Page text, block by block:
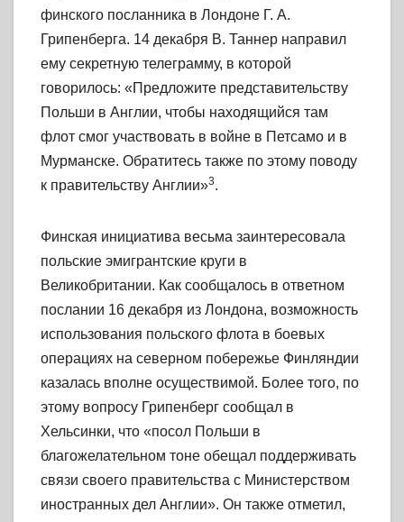
финского посланника в Лондоне Г. А.
Грипенберга. 14 декабря В. Таннер направил
ему секретную телеграмму, в которой
говорилось: «Предложите представительству
Польши в Англии, чтобы находящийся там
флот смог участвовать в войне в Петсамо и в
Мурманске. Обратитесь также по этому поводу
к правительству Англии»3.
Финская инициатива весьма заинтересовала
польские эмигрантские круги в
Великобритании. Как сообщалось в ответном
послании 16 декабря из Лондона, возможность
использования польского флота в боевых
операциях на северном побережье Финляндии
казалась вполне осуществимой. Более того, по
этому вопросу Грипенберг сообщал в
Хельсинки, что «посол Польши в
благожелательном тоне обещал поддерживать
связи своего правительства с Министерством
иностранных дел Англии». Он также отметил,